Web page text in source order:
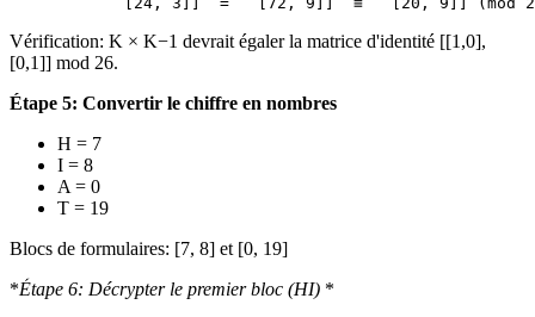
Vérification: K × K−1 devrait égaler la matrice d'identité [[1,0],
[0,1]] mod 26.
Étape 5: Convertir le chiffre en nombres
H = 7
I = 8
A = 0
T = 19
Blocs de formulaires: [7, 8] et [0, 19]
*Étape 6: Décrypter le premier bloc (HI) *